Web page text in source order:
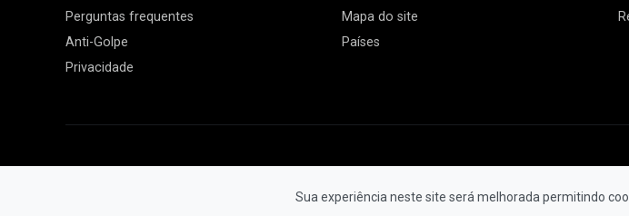
Sua experiência neste site será melhorada permitindo
Perguntas frequentes
Anti-Golpe
Privacidade
Mapa do site
Países